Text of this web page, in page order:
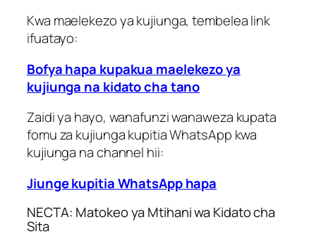
Kwa maelekezo ya kujiunga, tembelea link
ifuatayo:
Bofya hapa kupakua maelekezo ya
kujiunga na kidato cha tano
Zaidi ya hayo, wanafunzi wanaweza kupata
fomu za kujiunga kupitia WhatsApp kwa
kujiunga na channel hii:
Jiunge kupitia WhatsApp hapa
NECTA: Matokeo ya Mtihani wa Kidato cha
Sita